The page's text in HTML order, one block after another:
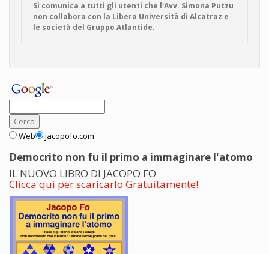
Si comunica a tutti gli utenti che l'Avv. Simona Putzu
non collabora con la Libera Università di Alcatraz e
le società del Gruppo Atlantide.
Web jacopofo.com
Democrito non fu il primo a immaginare l'atomo
IL NUOVO LIBRO DI JACOPO FO
Clicca qui per scaricarlo Gratuitamente!